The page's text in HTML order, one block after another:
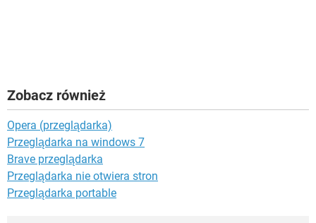
Zobacz również
Opera (przeglądarka)
Przeglądarka na windows 7
Brave przeglądarka
Przeglądarka nie otwiera stron
Przeglądarka portable